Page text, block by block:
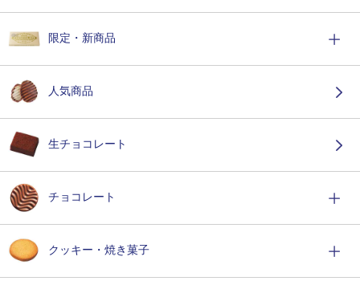
限定・新商品
人気商品
生チョコレート
チョコレート
クッキー・焼き菓子